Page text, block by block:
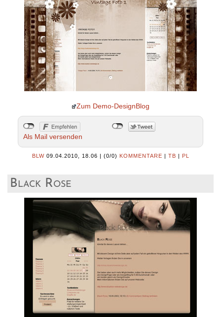
Zum Demo-DesignBlog
Als Mail versenden
BLW 09.04.2010, 18.06 | (0/0) KOMMENTARE | TB | PL
Black Rose